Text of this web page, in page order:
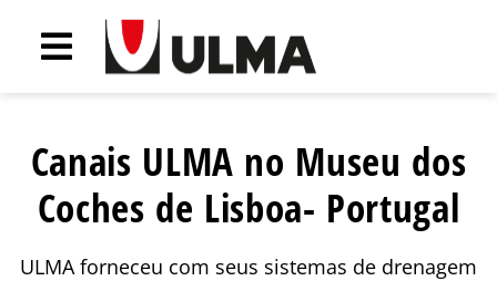
Canais ULMA no Museu dos
Coches de Lisboa- Portugal
ULMA forneceu com seus sistemas de drenagem